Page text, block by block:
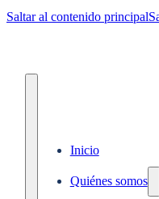
Saltar al contenido principal
Inicio
Quiénes somos